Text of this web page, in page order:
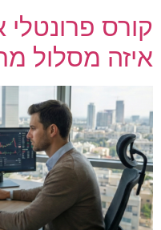
קורס פרונטלי
איזה מסלול